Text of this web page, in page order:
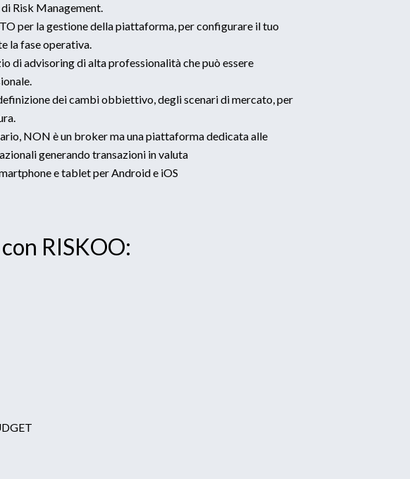
Risk Management.
per la gestione della piattaforma, per configurare il tuo
la fase operativa.
di advisoring di alta professionalità che può essere
dei cambi obbiettivo, degli scenari di mercato, per
NON è un broker ma una piattaforma dedicata alle
generando transazioni in valuta
e tablet per Android e iOS
RISKOO: